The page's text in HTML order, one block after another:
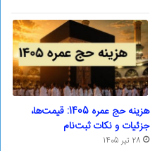
هزینه حج عمره 1405: قیمت‌ها،
جزئیات و نکات ثبت‌نام
28 تیر 1405